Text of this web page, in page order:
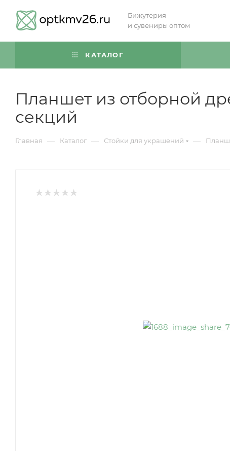
Бижутерия
и сувениры оптом
КАТАЛОГ
Планшет из отборной
секций
Главная — Каталог — Стойки для украшений —